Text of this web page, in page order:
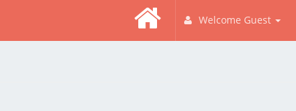
Welcome Guest